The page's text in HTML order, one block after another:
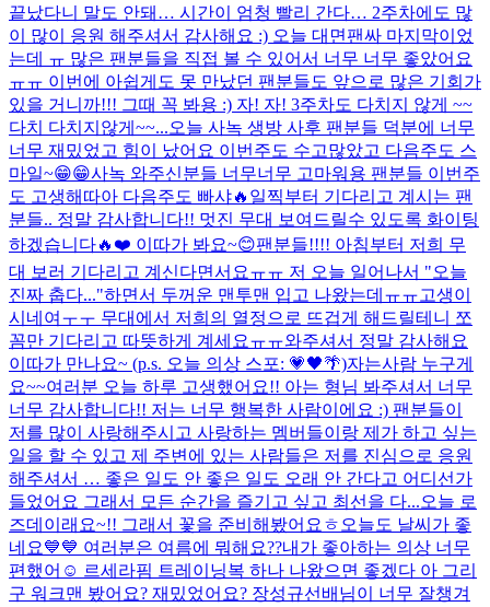
끝났다니 말도 안돼… 시간이 엄청 빨리 간다… 2주차에도 많
이 많이 응원 해주셔서 감사해요 :) 오늘 대면팬싸 마지막이었
는데 ㅠ 많은 팬분들을 직접 볼 수 있어서 너무 너무 좋았어요
ㅠㅠ 이번에 아쉽게도 못 만났던 팬분들도 앞으로 많은 기회가
있을 거니까!!! 그때 꼭 봐용 :) 자! 자! 3주차도 다치지 않게 ~~
다치 다치지않게~~...오늘 사녹 생방 사후 팬분들 덕분에 너무
너무 재밌었고 힘이 났어요 이번주도 수고많았고 다음주도 스
마일~😁😁사녹 와주신분들 너무너무 고마워용 팬분들 이번주
도 고생해따아 다음주도 빠샤🔥 일찍부터 기다리고 계시는 팬
분들.. 정말 감사합니다!! 멋진 무대 보여드릴수 있도록 화이팅
하겠습니다🔥❤️ 이따가 봐요~😊팬분들!!!! 아침부터 저희 무
대 보러 기다리고 계신다면서요ㅠㅠ 저 오늘 일어나서 "오늘
진짜 춥다..."하면서 두꺼운 맨투맨 입고 나왔는데ㅠㅠ고생이
시네여ㅜㅜ 무대에서 저희의 열정으로 뜨겁게 해드릴테니 쪼
꼼만 기다리고 따뜻하게 계세요ㅠㅠ와주셔서 정말 감사해요
이따가 만나요~ (p.s. 오늘 의상 스포: 💗🖤🌴)자는사람 누구게
요~~여러분 오늘 하루 고생했어요!! 아는 형님 봐주셔서 너무
너무 감사합니다!! 저는 너무 행복한 사람이에요 :) 팬분들이
저를 많이 사랑해주시고 사랑하는 멤버들이랑 제가 하고 싶는
일을 할 수 있고 제 주변에 있는 사람들은 저를 진심으로 응원
해주셔서 … 좋은 일도 안 좋은 일도 오래 안 간다고 어디선가
들었어요 그래서 모든 순간을 즐기고 싶고 최선을 다...오늘 로
즈데이래요~!! 그래서 꽃을 준비해봤어요ㅎ 오늘도 날씨가 좋
네요💙💙 여러분은 여름에 뭐해요??내가 좋아하는 의상 너무
편했어☺️ 르세라핌 트레이닝복 하나 나왔으면 좋겠다 아 그리
구 워크맨 봤어요? 재밌었어요? 장성규선배님이 너무 잘챙겨